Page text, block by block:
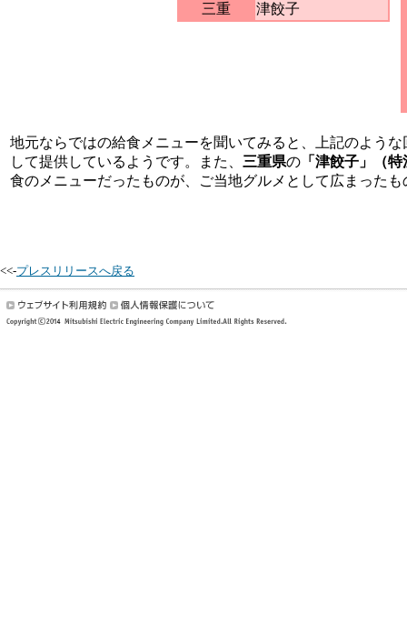
三重
津餃子
地元ならではの給食メニューを聞いてみると、上記のよう
して提供しているようです。また、 三重県の 「津餃子」（
食のメニューだったものが、ご当地グルメとして広まった
<<-プレスリリースへ戻る